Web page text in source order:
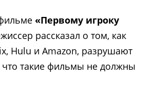
«Первому игроку
рассказал о том, как
Hulu и Amazon, разрушают
что такие фильмы не должны